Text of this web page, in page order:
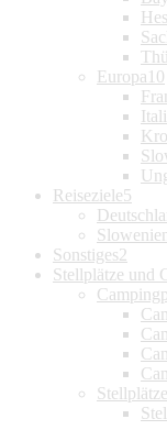
Europa 10
Reiseziele5
Sonstiges2
Stellplätze und